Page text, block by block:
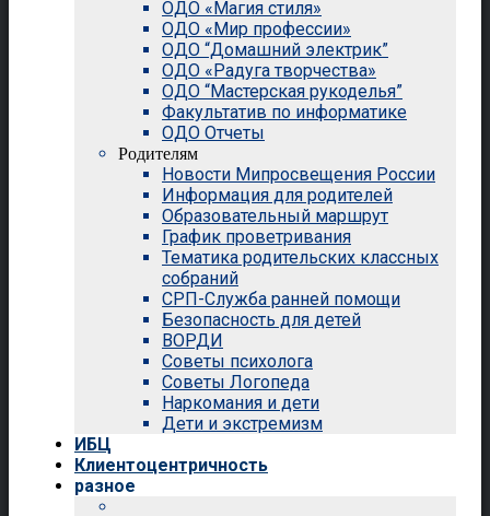
ОДО «Магия стиля»
ОДО «Мир профессии»
ОДО “Домашний электрик”
ОДО «Радуга творчества»
ОДО “Мастерская рукоделья”
Факультатив по информатике
ОДО Отчеты
Родителям
Новости Мипросвещения России
Информация для родителей
Образовательный маршрут
График проветривания
Тематика родительских классных
собраний
СРП-Служба ранней помощи
Безопасность для детей
ВОРДИ
Советы психолога
Советы Логопеда
Наркомания и дети
Дети и экстремизм
ИБЦ
Клиентоцентричность
разное